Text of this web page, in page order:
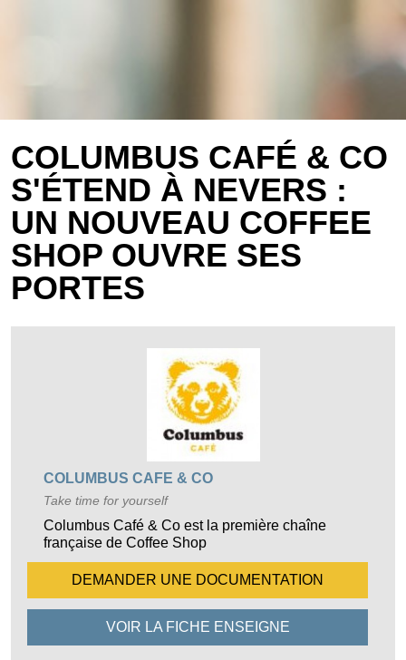
COLUMBUS CAFÉ & CO
S'ÉTEND À NEVERS :
UN NOUVEAU COFFEE
SHOP OUVRE SES
PORTES
COLUMBUS CAFE & CO
Take time for yourself
Columbus Café & Co est la première chaîne
française de Coffee Shop
DEMANDER UNE DOCUMENTATION
VOIR LA FICHE ENSEIGNE